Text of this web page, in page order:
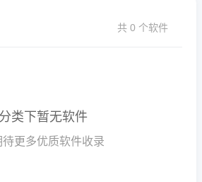
共 0 个软件
类下暂无软件
待更多优质软件收录